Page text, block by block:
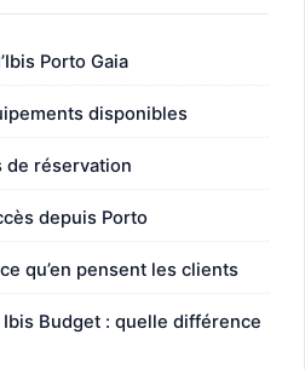
Porto Gaia
disponibles
de réservation
depuis Porto
qu’en pensent les clients
Budget : quelle différence